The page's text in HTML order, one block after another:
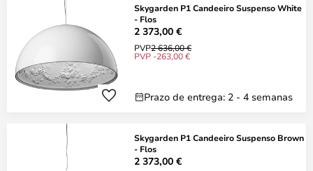
Skygarden P1 Candeeiro Suspenso White
- Flos
2 373,00 €
PVP2 636,00 €
PVP -263,00 €
Prazo de entrega: 2 - 4 semanas
Skygarden P1 Candeeiro Suspenso Brown
- Flos
2 373,00 €